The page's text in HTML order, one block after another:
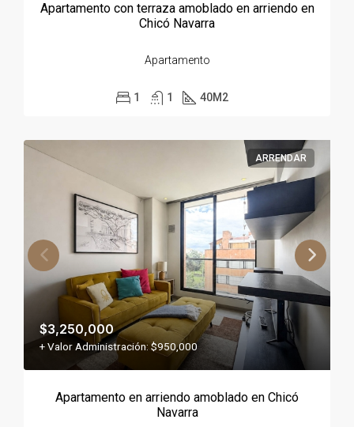
Apartamento con terraza amoblado en arriendo en
Chicó Navarra
Apartamento
1 1 40M2
ARRENDAR
$3,250,000
+ Valor Administración: $950,000
Apartamento en arriendo amoblado en Chicó
Navarra